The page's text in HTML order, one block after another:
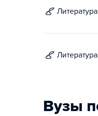
литература
литература
Вузы